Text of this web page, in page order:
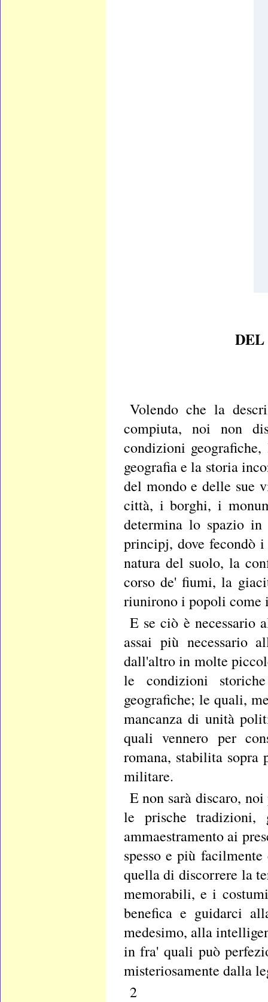
Volendo che la
compiuta, noi non
condizioni
geografia e la storia
del mondo e delle sue
città, i borghi, i
determina lo spazio in
principj, dove fecondò
natura del suolo, la
corso de' fiumi, la
riunirono i popoli
E se ciò è necessario
assai più necessario
dall'altro in molte
le condizioni
geografiche; le quali,
mancanza di unità
quali vennero per
romana, stabilita
militare.
E non sarà discaro,
le prische
ammaestramento ai
spesso e più
quella di discorrere la
memorabili, e i
benefica e guidarci
medesimo, alla
in fra' quali può
misteriosamente dalla
2